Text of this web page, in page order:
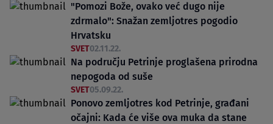
"Pomozi Bože, ovako već dugo nije
zdrmalo": Snažan zemljotres pogodio
Hrvatsku
SVET02.11.22.
Na području Petrinje proglašena prirodna
nepogoda od suše
SVET05.09.22.
Ponovo zemljotres kod Petrinje, građani
očajni: Kada će više ova muka da stane